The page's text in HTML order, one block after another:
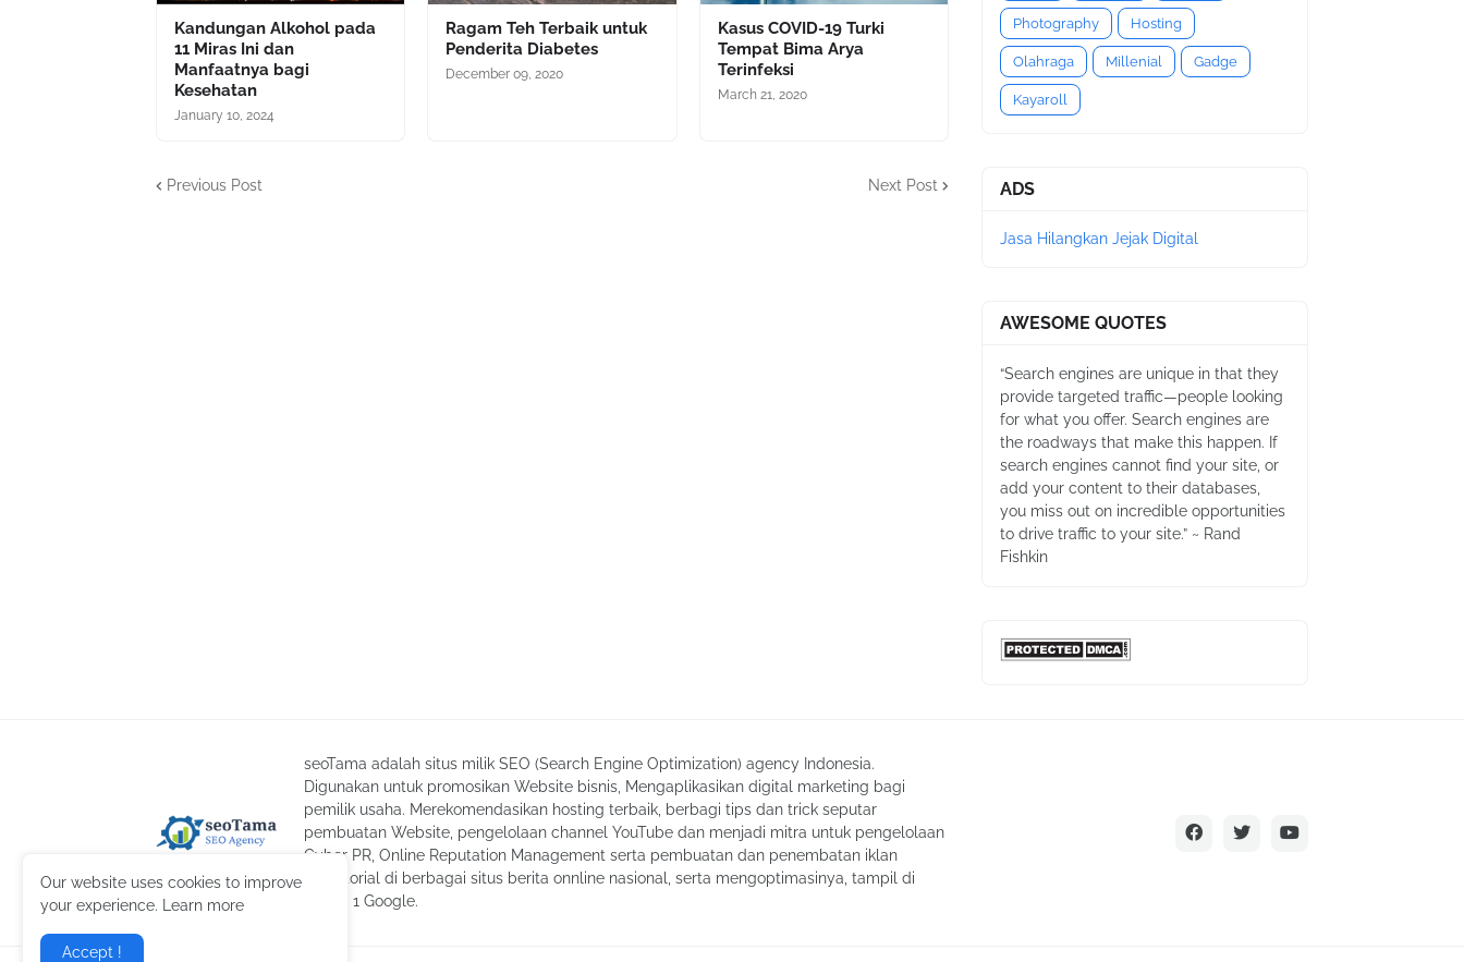
Kandungan Alkohol pada
11 Miras Ini dan
Manfaatnya bagi
Kesehatan
January 10, 2024
Ragam Teh Terbaik untuk
Penderita Diabetes
December 09, 2020
Kasus COVID-19 Turki
Tempat Bima Arya
Terinfeksi
March 21, 2020
Previous Post Next Post
Photography Hosting
Olahraga Millenial Gadge
Kayaroll
ADS
Jasa Hilangkan Jejak Digital
AWESOME QUOTES
“Search engines are unique in that they
provide targeted traffic—people looking
for what you offer. Search engines are
the roadways that make this happen. If
search engines cannot find your site, or
add your content to their databases,
you miss out on incredible opportunities
to drive traffic to your site.” ~ Rand
Fishkin
seoTama adalah situs milik SEO (Search Engine Optimization) agency Indonesia.
Digunakan untuk promosikan Website bisnis, Mengaplikasikan digital marketing bagi
pemilik usaha. Merekomendasikan hosting terbaik, berbagi tips dan trick seputar
pembuatan Website, pengelolaan channel YouTube dan menjadi mitra untuk pengelolaan
Cyber PR, Online Reputation Management serta pembuatan dan penembatan iklan
advertorial di berbagai situs berita onnline nasional, serta mengoptimasinya, tampil di
laman 1 Google.
Our website uses cookies to improve
your experience. Learn more
Accept !